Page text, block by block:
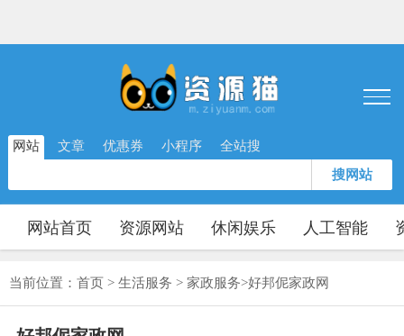
网站 文章 优惠券 小程序 全站搜
搜网站
网站首页 资源网站 休闲娱乐 人工智能
当前位置： 首页 > 生活服务 > 家政服务>好邦伲家政网